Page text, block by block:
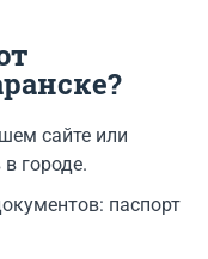
сайте или
городе.
паспорт